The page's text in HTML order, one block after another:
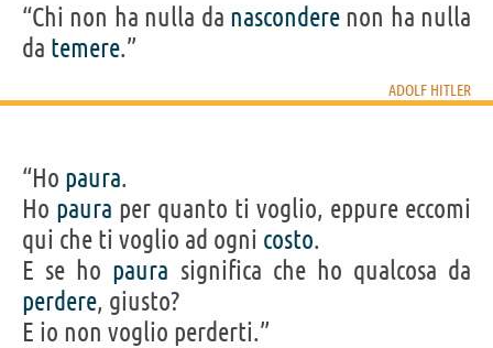
“Chi non ha nulla da nasconderenon ha nulla
da temere.”
ADOLF HITLER
“Ho paura.
Ho paura per quanto ti voglio, eppure eccomi
qui che ti voglio ad ogni costo.
E se ho paura significa che ho qualcosa da
perdere, giusto?
E io non voglio perderti.”